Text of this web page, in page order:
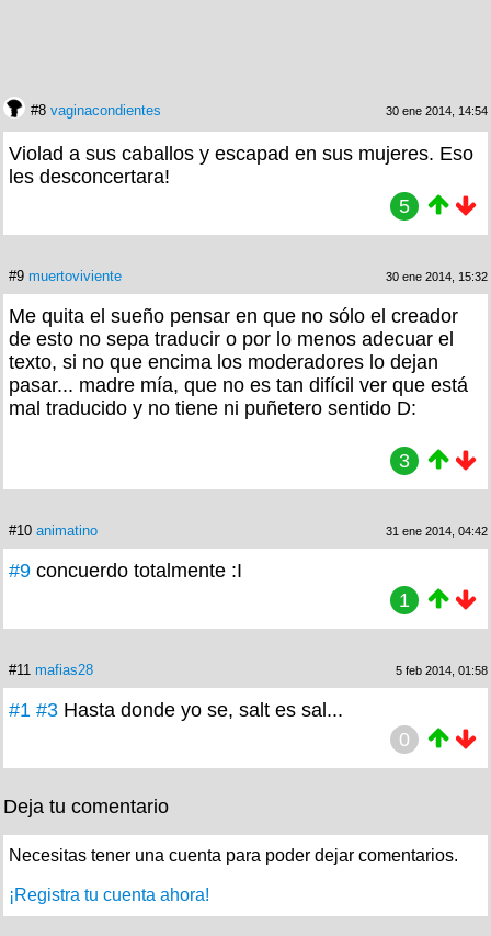
#8 vaginacondientes 30 ene 2014, 14:54
Violad a sus caballos y escapad en sus mujeres. Eso
les desconcertara!
5
#9 muertoviviente 30 ene 2014, 15:32
Me quita el sueño pensar en que no sólo el creador
de esto no sepa traducir o por lo menos adecuar el
texto, si no que encima los moderadores lo dejan
pasar... madre mía, que no es tan difícil ver que está
mal traducido y no tiene ni puñetero sentido D:
3
#10 animatino 31 ene 2014, 04:42
#9 concuerdo totalmente :I
1
#11 mafias28 5 feb 2014, 01:58
#1 #3 Hasta donde yo se, salt es sal...
0
Deja tu comentario
Necesitas tener una cuenta para poder dejar comentarios.
¡Registra tu cuenta ahora!